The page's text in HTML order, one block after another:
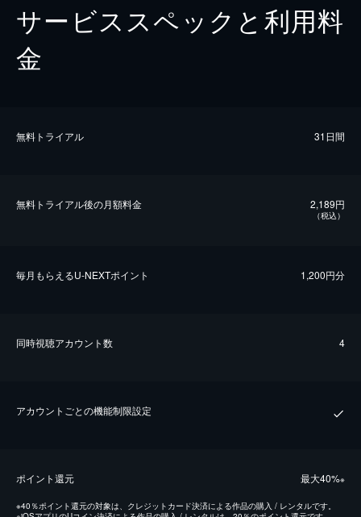
サービススペックと利用料
金
無料トライアル 31日間
無料トライアル後の⽉額料金 2,189円
（税込）
毎⽉もらえるU-NEXTポイント 1,200円分
同時視聴アカウント数 4
アカウントごとの機能制限設定
ポイント還元 最⼤40%※
※40％ポイント還元の対象は、クレジットカード決済による作品の購入 / レンタルです。